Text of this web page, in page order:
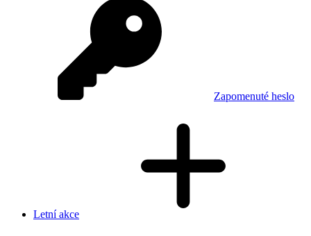
Zapomenuté heslo
Letní akce